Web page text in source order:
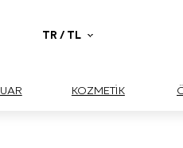
TR / TL
KOZMETİK